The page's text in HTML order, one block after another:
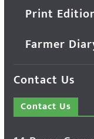
Print
Farmer
Contact Us
Contact Us